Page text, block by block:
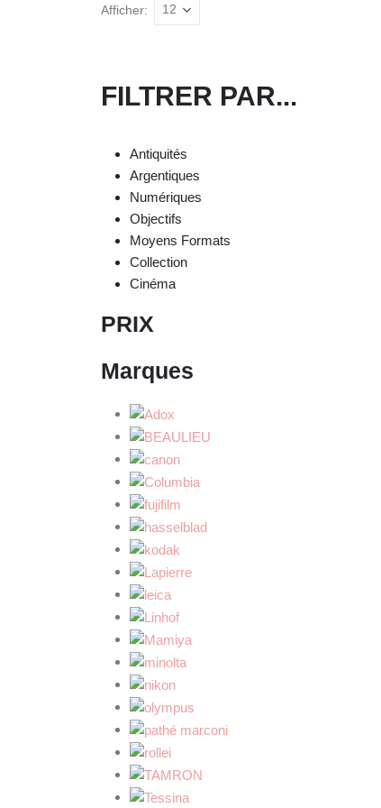
Afficher:
FILTRER PAR...
Antiquités
Argentiques
Numériques
Objectifs
Moyens Formats
Collection
Cinéma
PRIX
Marques